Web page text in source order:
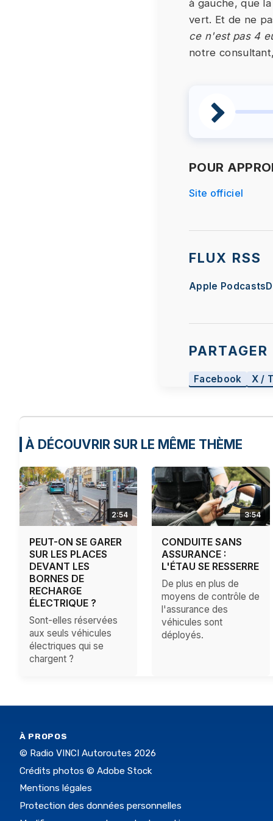
à gauche, que
vert. Et de ne
ce n'est pas 4
notre
POUR
Site officiel
FLUX RSS
Apple Podcasts
Facebook X /
À DÉCOUVRIR SUR LE MÊME THÈME
2:54
PEUT-ON SE GARER
SUR LES PLACES
DEVANT LES
BORNES DE
RECHARGE
ÉLECTRIQUE ?
Sont-elles réservées
aux seuls véhicules
électriques qui se
chargent ?
3:54
CONDUITE SANS
ASSURANCE :
L'ÉTAU SE RESSERRE
De plus en plus de
moyens de contrôle de
l'assurance des
véhicules sont
déployés.
À PROPOS
© Radio VINCI Autoroutes 2026
Crédits photos © Adobe Stock
Mentions légales
Protection des données personnelles